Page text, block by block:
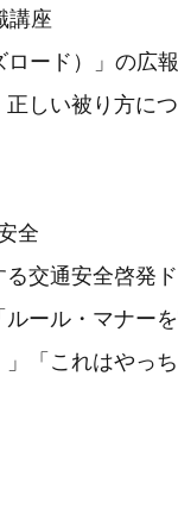
講座
ード）」の広
しい被り方に
全
交通安全啓発
ール・マナー
「これはやっ